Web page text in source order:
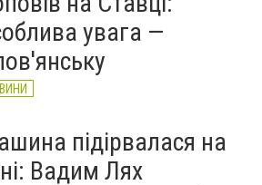
увага —
підірвалася на
Вадим Лях